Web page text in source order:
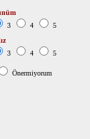
3 4
5
3 4 5
Önermiyorum